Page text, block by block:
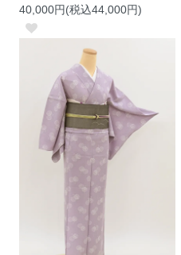
40,000円(税込44,000円)